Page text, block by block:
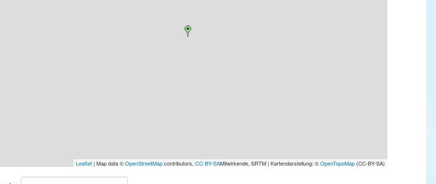
Leaflet| Map data ©OpenStreetMapcontributors, CC-BY-SAMitwirkende, SRTM | Kartendarstellung: ©OpenTopoMap(CC-BY-SA)